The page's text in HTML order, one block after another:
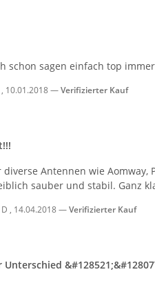
schon sagen einfach top
, 10.01.2018 Verifizierter Kauf
diverse Antennen wie Aomway,
sauber und stabil. Ganz
, 14.04.2018 Verifizierter Kauf